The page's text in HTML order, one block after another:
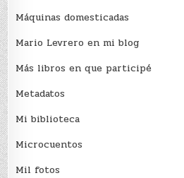
Máquinas domesticadas
Mario Levrero en mi blog
Más libros en que participé
Metadatos
Mi biblioteca
Microcuentos
Mil fotos